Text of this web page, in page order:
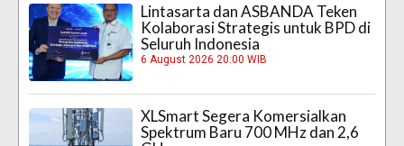
Lintasarta dan ASBANDA Teken
Kolaborasi Strategis untuk BPD di
Seluruh Indonesia
6 August 2026 20:00 WIB
XLSmart Segera Komersialkan
Spektrum Baru 700 MHz dan 2,6